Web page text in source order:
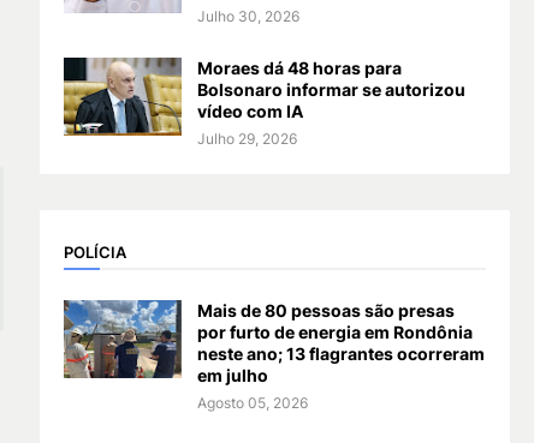
Julho 30, 2026
Moraes dá 48 horas para
Bolsonaro informar se autorizou
vídeo com IA
Julho 29, 2026
POLÍCIA
Mais de 80 pessoas são presas
por furto de energia em Rondônia
neste ano; 13 flagrantes ocorreram
em julho
Agosto 05, 2026